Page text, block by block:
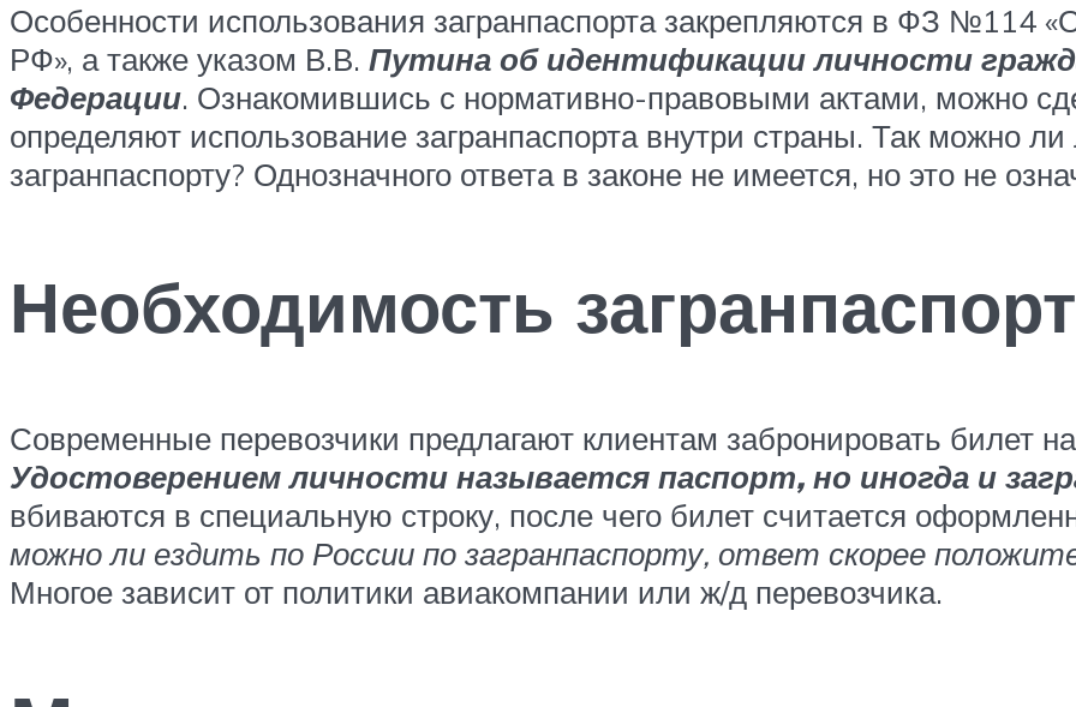
Особенности использования загранпаспорта закрепляются в ФЗ №114
РФ», а также указом В.В. Путина об идентификации личности
Федерации. Ознакомившись с нормативно-правовыми актами, можно
определяют использование загранпаспорта внутри страны. Так можно
загранпаспорту? Однозначного ответа в законе не имеется, но это не
Необходимость
Современные перевозчики предлагают клиентам забронировать билет
Удостоверением личности называется паспорт, но иногда и
вбиваются в специальную строку, после чего билет считается
можно ли ездить по России по загранпаспорту, ответ скорее
Многое зависит от политики авиакомпании или ж/д перевозчика.